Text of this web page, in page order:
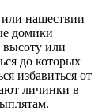
нашествии
домики
высоту или
до которых
избавиться от
личинки в